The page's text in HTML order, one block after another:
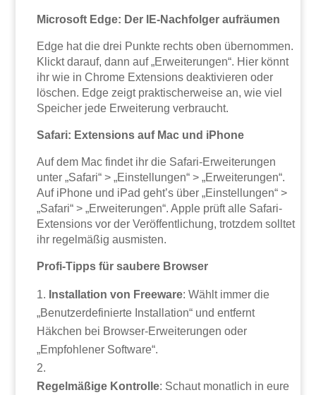
Microsoft Edge: Der IE-Nachfolger aufräumen
Edge hat die drei Punkte rechts oben übernommen.
Klickt darauf, dann auf „Erweiterungen“. Hier könnt
ihr wie in Chrome Extensions deaktivieren oder
löschen. Edge zeigt praktischerweise an, wie viel
Speicher jede Erweiterung verbraucht.
Safari: Extensions auf Mac und iPhone
Auf dem Mac findet ihr die Safari-Erweiterungen
unter „Safari“ > „Einstellungen“ > „Erweiterungen“.
Auf iPhone und iPad geht’s über „Einstellungen“ >
„Safari“ > „Erweiterungen“. Apple prüft alle Safari-
Extensions vor der Veröffentlichung, trotzdem solltet
ihr regelmäßig ausmisten.
Profi-Tipps für saubere Browser
Installation von Freeware: Wählt immer die
„Benutzerdefinierte Installation“ und entfernt
Häkchen bei Browser-Erweiterungen oder
„Empfohlener Software“.
Regelmäßige Kontrolle: Schaut monatlich in eure